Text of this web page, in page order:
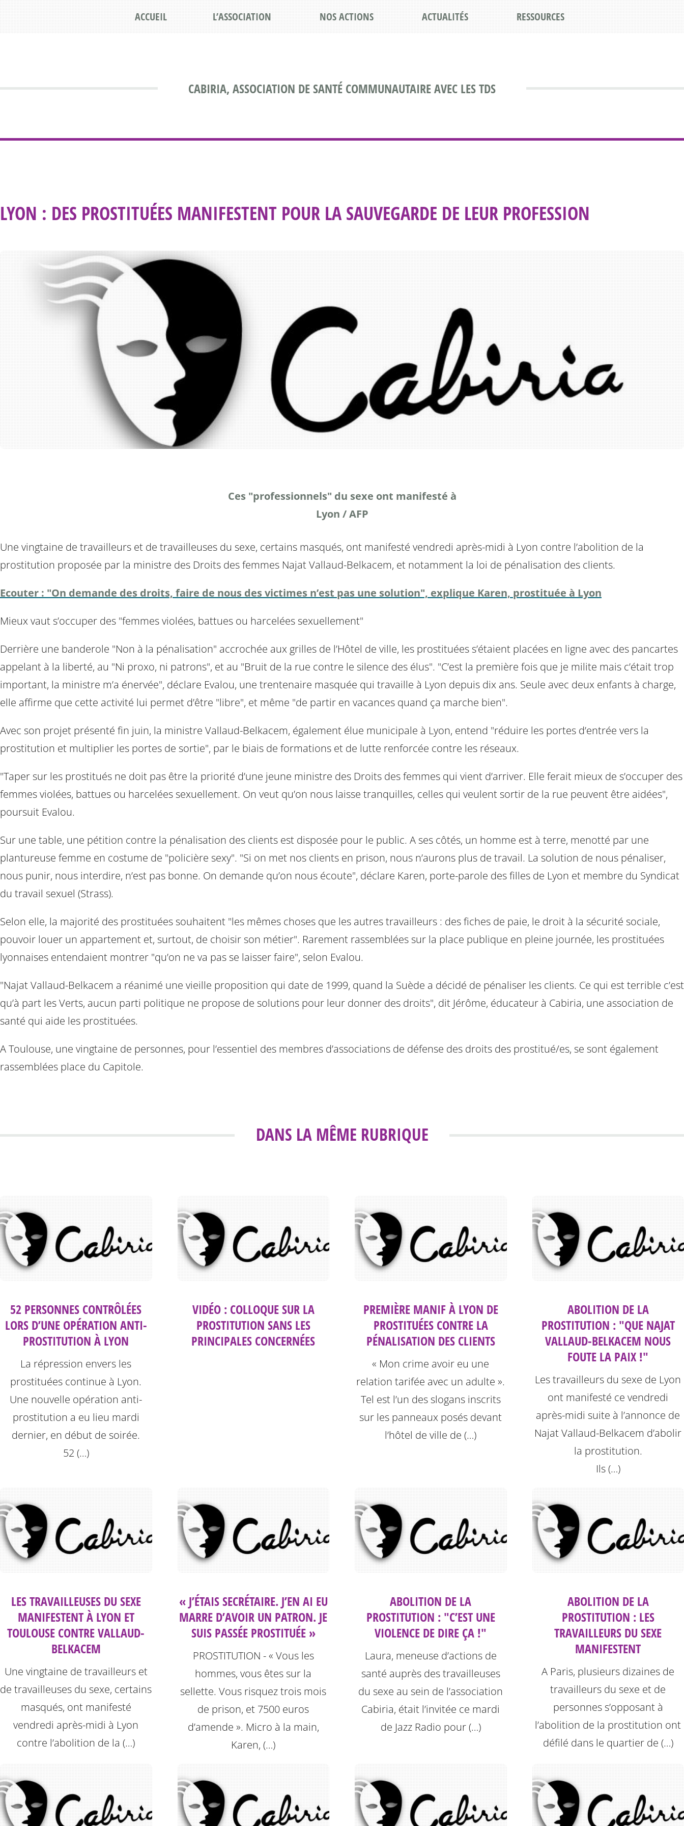
CABIRIA, ASSOCIATION DE SANTÉ COMMUNAUTAIRE AVEC LES TDS
ACCUEIL L’ASSOCIATION NOS ACTIONS ACTUALITÉS RESSOURCES
LYON : DES PROSTITUÉES MANIFESTENT POUR LA SAUVEGARDE DE LEUR PROFESSION
Ces "professionnels" du sexe ont manifesté à
Lyon / AFP
Une vingtaine de travailleurs et de travailleuses du sexe, certains masqués, ont manifesté vendredi après-midi à Lyon contre l’abolition de la
prostitution proposée par la ministre des Droits des femmes Najat Vallaud-Belkacem, et notamment la loi de pénalisation des clients.
Ecouter : "On demande des droits, faire de nous des victimes n’est pas une solution", explique Karen, prostituée à Lyon
Mieux vaut s’occuper des "femmes violées, battues ou harcelées sexuellement"
Derrière une banderole "Non à la pénalisation" accrochée aux grilles de l’Hôtel de ville, les prostituées s’étaient placées en ligne avec des pancartes
appelant à la liberté, au "Ni proxo, ni patrons", et au "Bruit de la rue contre le silence des élus". "C’est la première fois que je milite mais c’était trop
important, la ministre m’a énervée", déclare Evalou, une trentenaire masquée qui travaille à Lyon depuis dix ans. Seule avec deux enfants à charge,
elle affirme que cette activité lui permet d’être "libre", et même "de partir en vacances quand ça marche bien".
Avec son projet présenté fin juin, la ministre Vallaud-Belkacem, également élue municipale à Lyon, entend "réduire les portes d’entrée vers la
prostitution et multiplier les portes de sortie", par le biais de formations et de lutte renforcée contre les réseaux.
"Taper sur les prostitués ne doit pas être la priorité d’une jeune ministre des Droits des femmes qui vient d’arriver. Elle ferait mieux de s’occuper des
femmes violées, battues ou harcelées sexuellement. On veut qu’on nous laisse tranquilles, celles qui veulent sortir de la rue peuvent être aidées",
poursuit Evalou.
Sur une table, une pétition contre la pénalisation des clients est disposée pour le public. A ses côtés, un homme est à terre, menotté par une
plantureuse femme en costume de "policière sexy". "Si on met nos clients en prison, nous n’aurons plus de travail. La solution de nous pénaliser,
nous punir, nous interdire, n’est pas bonne. On demande qu’on nous écoute", déclare Karen, porte-parole des filles de Lyon et membre du Syndicat
du travail sexuel (Strass).
Selon elle, la majorité des prostituées souhaitent "les mêmes choses que les autres travailleurs : des fiches de paie, le droit à la sécurité sociale,
pouvoir louer un appartement et, surtout, de choisir son métier". Rarement rassemblées sur la place publique en pleine journée, les prostituées
lyonnaises entendaient montrer "qu’on ne va pas se laisser faire", selon Evalou.
"Najat Vallaud-Belkacem a réanimé une vieille proposition qui date de 1999, quand la Suède a décidé de pénaliser les clients. Ce qui est terrible c’est
qu’à part les Verts, aucun parti politique ne propose de solutions pour leur donner des droits", dit Jérôme, éducateur à Cabiria, une association de
santé qui aide les prostituées.
A Toulouse, une vingtaine de personnes, pour l’essentiel des membres d’associations de défense des droits des prostitué/es, se sont également
rassemblées place du Capitole.
DANS LA MÊME RUBRIQUE
52 PERSONNES CONTRÔLÉES
LORS D’UNE OPÉRATION ANTI-
PROSTITUTION À LYON
La répression envers les
prostituées continue à Lyon.
Une nouvelle opération anti-
prostitution a eu lieu mardi
dernier, en début de soirée.
52 (…)
VIDÉO : COLLOQUE SUR LA
PROSTITUTION SANS LES
PRINCIPALES CONCERNÉES
PREMIÈRE MANIF À LYON DE
PROSTITUÉES CONTRE LA
PÉNALISATION DES CLIENTS
« Mon crime avoir eu une
relation tarifée avec un adulte ».
Tel est l’un des slogans inscrits
sur les panneaux posés devant
l’hôtel de ville de (…)
ABOLITION DE LA
PROSTITUTION : "QUE NAJAT
VALLAUD-BELKACEM NOUS
FOUTE LA PAIX !"
Les travailleurs du sexe de Lyon
ont manifesté ce vendredi
après-midi suite à l’annonce de
Najat Vallaud-Belkacem d’abolir
la prostitution.
Ils (…)
LES TRAVAILLEUSES DU SEXE
MANIFESTENT À LYON ET
TOULOUSE CONTRE VALLAUD-
BELKACEM
Une vingtaine de travailleurs et
de travailleuses du sexe, certains
masqués, ont manifesté
vendredi après-midi à Lyon
contre l’abolition de la (…)
« J’ÉTAIS SECRÉTAIRE. J’EN AI EU
MARRE D’AVOIR UN PATRON. JE
SUIS PASSÉE PROSTITUÉE »
PROSTITUTION - « Vous les
hommes, vous êtes sur la
sellette. Vous risquez trois mois
de prison, et 7500 euros
d’amende ». Micro à la main,
Karen, (…)
ABOLITION DE LA
PROSTITUTION : "C’EST UNE
VIOLENCE DE DIRE ÇA !"
Laura, meneuse d’actions de
santé auprès des travailleuses
du sexe au sein de l’association
Cabiria, était l’invitée ce mardi
de Jazz Radio pour (…)
ABOLITION DE LA
PROSTITUTION : LES
TRAVAILLEURS DU SEXE
MANIFESTENT
A Paris, plusieurs dizaines de
travailleurs du sexe et de
personnes s’opposant à
l’abolition de la prostitution ont
défilé dans le quartier de (…)